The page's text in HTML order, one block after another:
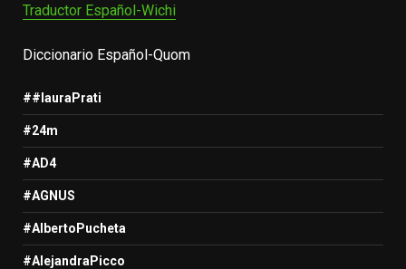
Traductor Español-Wichi
Diccionario Español-Quom
##lauraPrati
#24m
#AD4
#AGNUS
#AlbertoPucheta
#AlejandraPicco